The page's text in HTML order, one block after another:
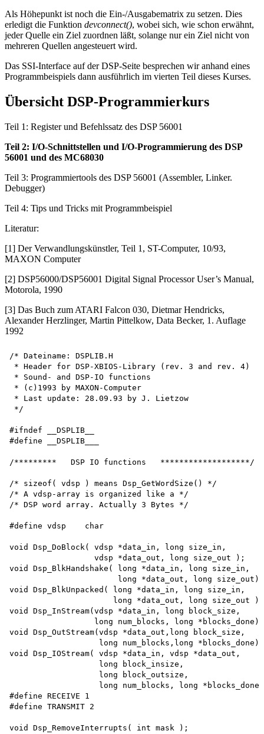
Als Höhepunkt ist noch die Ein-/Ausgabematrix zu setzen. Dies
erledigt die Funktion devconnect(), wobei sich, wie schon erwähnt,
jeder Quelle ein Ziel zuordnen läßt, solange nur ein Ziel nicht von
mehreren Quellen angesteuert wird.
Das SSI-Interface auf der DSP-Seite besprechen wir anhand eines
Programmbeispiels dann ausführlich im vierten Teil dieses Kurses.
Übersicht DSP-Programmierkurs
Teil 1: Register und Befehlssatz des DSP 56001
Teil 2: I/O-Schnittstellen und I/O-Programmierung des DSP
56001 und des MC68030
Teil 3: Programmiertools des DSP 56001 (Assembler, Linker.
Debugger)
Teil 4: Tips und Tricks mit Programmbeispiel
Literatur:
[1] Der Verwandlungskünstler, Teil 1, ST-Computer, 10/93,
MAXON Computer
[2] DSP56000/DSP56001 Digital Signal Processor User’s Manual,
Motorola, 1990
[3] Das Buch zum ATARI Falcon 030, Dietmar Hendricks,
Alexander Herzlinger, Martin Pittelkow, Data Becker, 1. Auflage
1992
/* Dateiname: DSPLIB.H
* Header for DSP-XBIOS-Library (rev. 3 and rev. 4)
* Sound- and DSP-IO functions
* (c)1993 by MAXON-Computer
* Last update: 28.09.93 by J. Lietzow
*/
#ifndef __DSPLIB__
#define __DSPLIB___
/*********   DSP IO functions   *******************/
/* sizeof( vdsp ) means Dsp_GetWordSize() */
/* A vdsp-array is organized like a */
/* DSP word array. Actually 3 Bytes */
#define vdsp    char
void Dsp_DoBlock( vdsp *data_in, long size_in,
                  vdsp *data_out, long size_out );
void Dsp_BlkHandshake( long *data_in, long size_in,
                       long *data_out, long size_out);
void Dsp_BlkUnpacked( long *data_in, long size_in,
long *data_out, long size_out
void Dsp_InStream(vdsp *data_in, long block_size,
long num_blocks, long
void Dsp_OutStream(vdsp *data_out,long block_size,
                   long num_blocks,long *blocks_done);
void Dsp_IOStream( vdsp *data_in, vdsp *data_out,
                   long block_insize,
                   long block_outsize,
long num_blocks, long
#define RECEIVE 1
#define TRANSMIT 2
void Dsp_RemoveInterrupts( int mask );